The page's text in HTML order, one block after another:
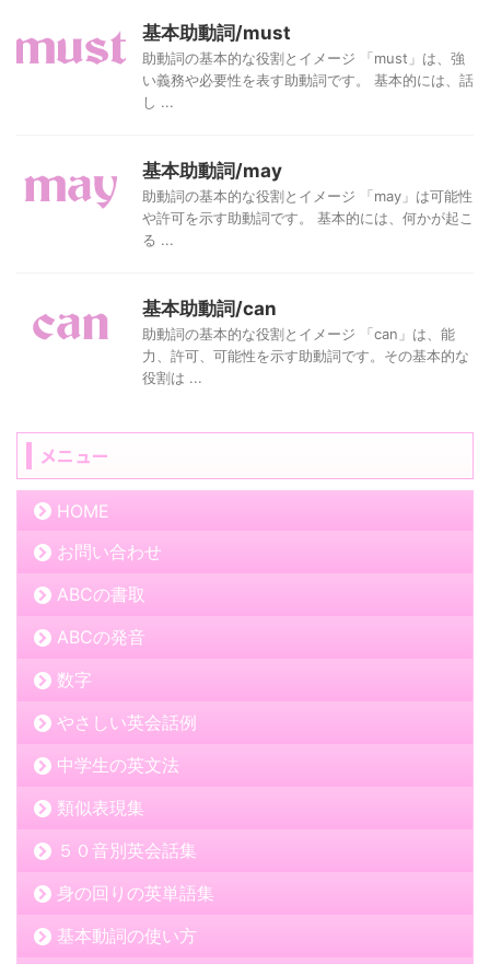
基本助動詞/must
助動詞の基本的な役割とイメージ 「must」は、強
い義務や必要性を表す助動詞です。 基本的には、話
し ...
基本助動詞/may
助動詞の基本的な役割とイメージ 「may」は可能性
や許可を示す助動詞です。 基本的には、何かが起こ
る ...
基本助動詞/can
助動詞の基本的な役割とイメージ 「can」は、能
力、許可、可能性を示す助動詞です。その基本的な
役割は ...
メニュー
HOME
お問い合わせ
ABCの書取
ABCの発音
数字
やさしい英会話例
中学生の英文法
類似表現集
５０音別英会話集
身の回りの英単語集
基本動詞の使い方